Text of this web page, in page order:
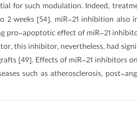
for such modulation. Indeed,
weeks [54]. miR-21 inhibition also
pro-apoptotic effect of miR-21
this inhibitor, nevertheless, had
[49]. Effects of miR-21 inhibitors
such as atherosclerosis, post-